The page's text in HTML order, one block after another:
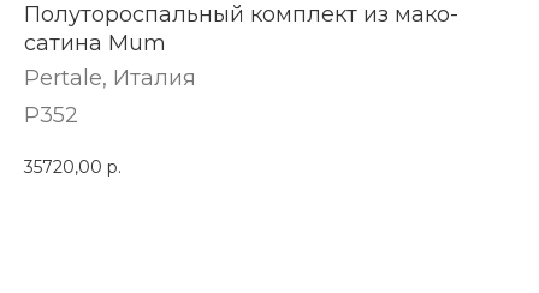
Полутороспальный комплект из мако-
сатина Mum
Pertale​, Италия
P352
35720,00 р.